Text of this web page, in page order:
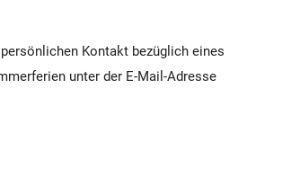
Kontakt bezüglich eines
unter der E-Mail-Adresse